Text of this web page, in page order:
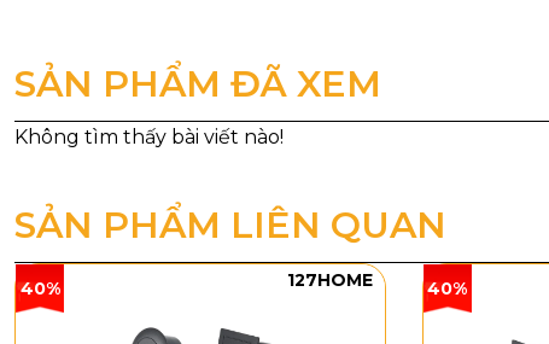
Kiểu
SẢN PHẨM ĐÃ XEM
SẢN PHẨM LIÊN QUAN
40% 127HOME 40%